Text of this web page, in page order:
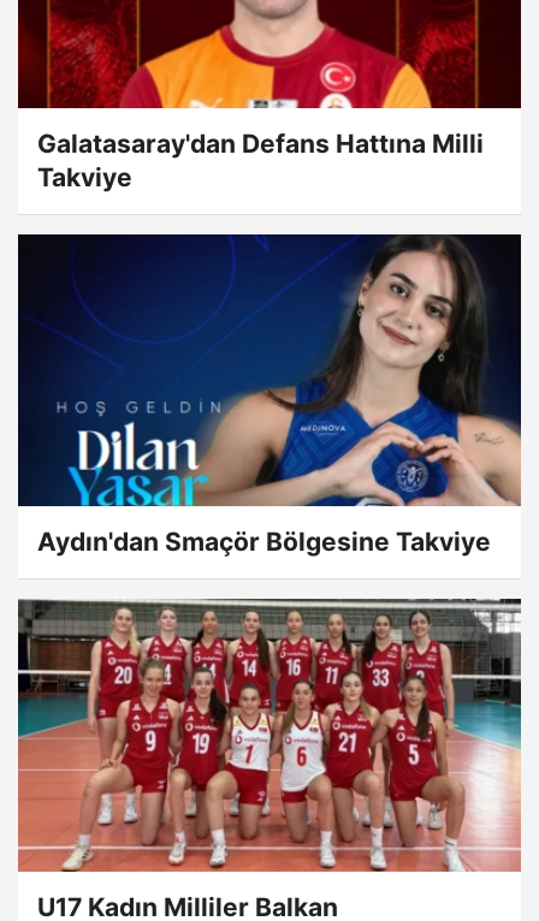
Galatasaray'dan Defans Hattına Milli
Takviye
Aydın'dan Smaçör Bölgesine Takviye
U17 Kadın Milliler Balkan